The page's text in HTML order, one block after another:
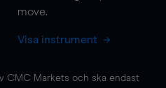
move.
Visa instrument
CMC Markets och ska endast